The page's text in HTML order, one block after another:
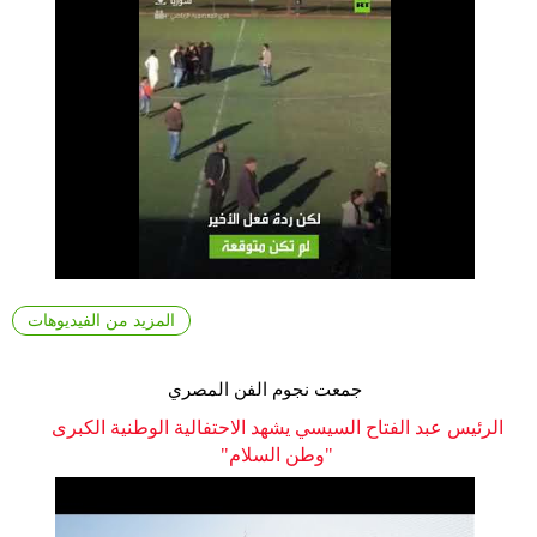
المزيد من الفيديوهات
جمعت نجوم الفن المصري
الرئيس عبد الفتاح السيسي يشهد الاحتفالية الوطنية الكبرى
"وطن السلام"